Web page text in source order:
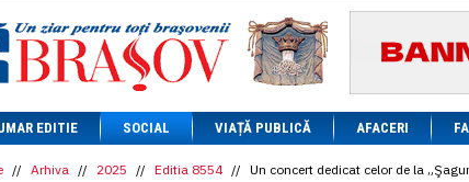
= 5.8304 RON
1 XAU= 464.4611 RON
1 AED= 1.1933 RON
1 AUD= 2.7957 RON
1 BGN= 2.5449 RON
1 CAD= 3.1559 RON
1 CHF= 5.2813 RON
1 CNY= 0.6015 RON
EDITIE SOCIAL VIAȚĂ PUBLICĂ AFACERI
// Arhiva // 2025 // Editia 8554 // Un concert dedicat celor de la